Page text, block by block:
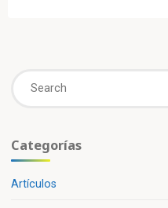
Categorías
Artículos